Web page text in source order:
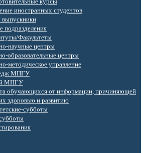
иностранных студентов
подразделения
Факультеты
научные центры
образовательные центры
методическое управление
МПГУ
МПГУ
обучающихся от информации, причиняющей
здоровью и развитию